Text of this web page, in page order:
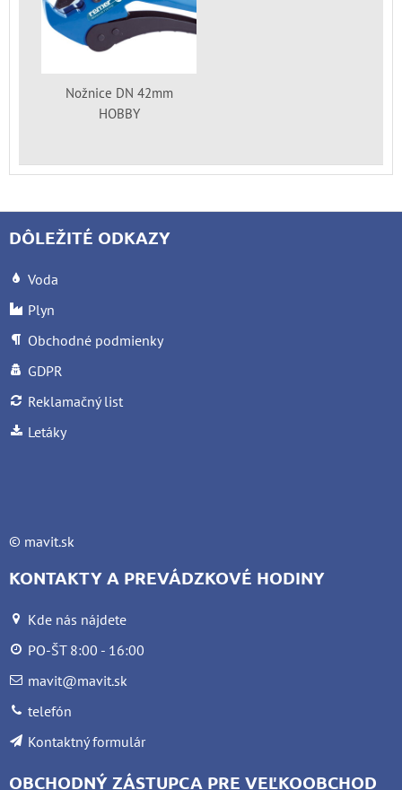
Nožnice DN 42mm
HOBBY
DÔLEŽITÉ ODKAZY
Voda
Plyn
Obchodné podmienky
GDPR
Reklamačný list
Letáky
© mavit.sk
KONTAKTY A PREVÁDZKOVÉ HODINY
Kde nás nájdete
PO-ŠT 8:00 - 16:00
mavit@mavit.sk
telefón
Kontaktný formulár
OBCHODNÝ ZÁSTUPCA PRE VEĽKOOBCHOD